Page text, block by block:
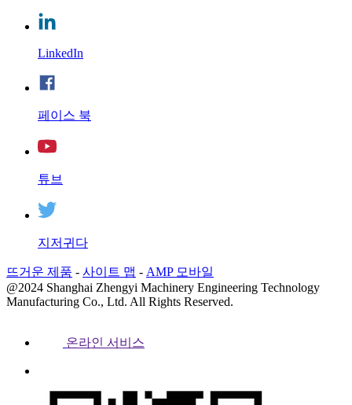
LinkedIn
페이스 북
튜브
지저귀다
뜨거운 제품 - 사이트 맵 - AMP 모바일
@2024 Shanghai Zhengyi Machinery Engineering Technology
Manufacturing Co., Ltd. All Rights Reserved.
온라인 서비스